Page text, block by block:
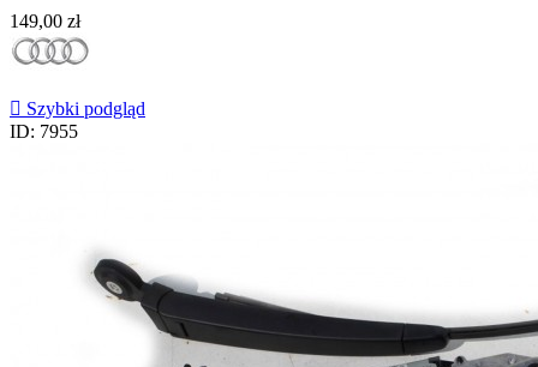
Cena
149,00 zł
 Szybki podgląd
ID: 7955